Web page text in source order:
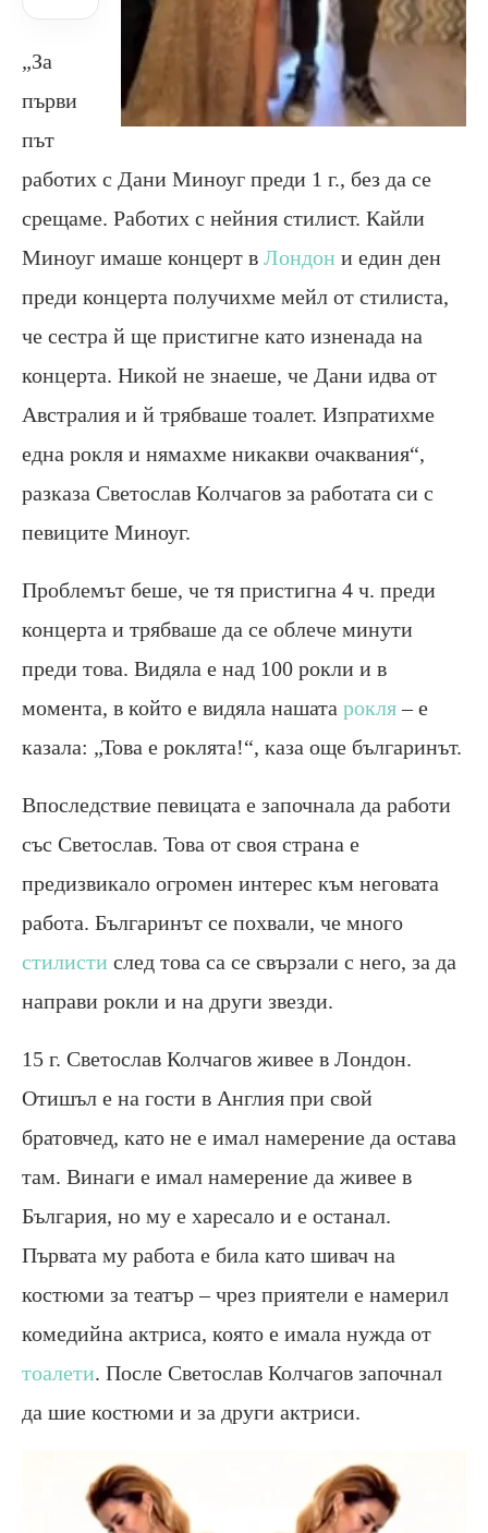
„За
първи
път
работих с Дани Миноуг преди 1 г., без да се
срещаме. Работих с нейния стилист. Кайли
Миноуг имаше концерт в Лондон и един ден
преди концерта получихме мейл от стилиста,
че сестра й ще пристигне като изненада на
концерта. Никой не знаеше, че Дани идва от
Австралия и й трябваше тоалет. Изпратихме
една рокля и нямахме никакви очаквания“,
разказа Светослав Колчагов за работата си с
певиците Миноуг.
Проблемът беше, че тя пристигна 4 ч. преди
концерта и трябваше да се облече минути
преди това. Видяла е над 100 рокли и в
момента, в който е видяла нашата рокля– е
казала: „Това е роклята!“, каза още българинът.
Впоследствие певицата е започнала да работи
със Светослав. Това от своя страна е
предизвикало огромен интерес към неговата
работа. Българинът се похвали, че много
стилисти след това са се свързали с него, за да
направи рокли и на други звезди.
15 г. Светослав Колчагов живее в Лондон.
Отишъл е на гости в Англия при свой
братовчед, като не е имал намерение да остава
там. Винаги е имал намерение да живее в
България, но му е харесало и е останал.
Първата му работа е била като шивач на
костюми за театър – чрез приятели е намерил
комедийна актриса, която е имала нужда от
тоалети. После Светослав Колчагов започнал
да шие костюми и за други актриси.